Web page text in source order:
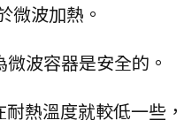
微波加熱。
波容器是安全的。
熱溫度就較低一些